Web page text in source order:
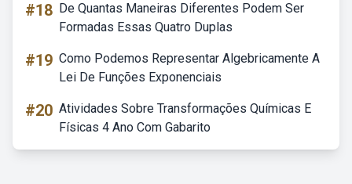
#18 De Quantas Maneiras Diferentes Podem Ser
Formadas Essas Quatro Duplas
#19 Como Podemos Representar Algebricamente A
Lei De Funções Exponenciais
#20 Atividades Sobre Transformações Químicas E
Físicas 4 Ano Com Gabarito